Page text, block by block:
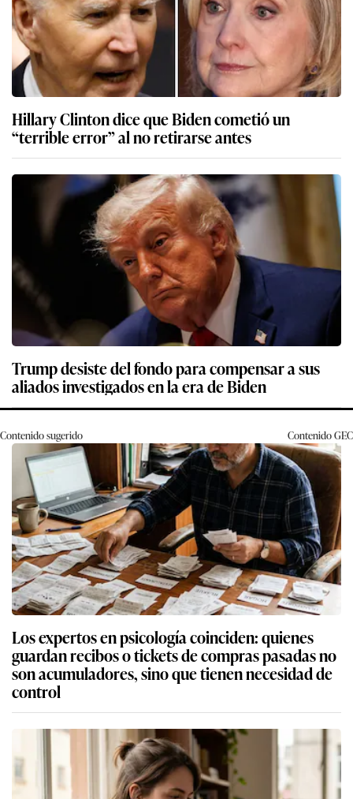
Hillary Clinton dice que Biden cometió un
“terrible error” al no retirarse antes
Trump desiste del fondo para compensar a sus
aliados investigados en la era de Biden
Contenido sugerido ContenidoGEC
Los expertos en psicología coinciden: quienes
guardan recibos o tickets de compras pasadas no
son acumuladores, sino que tienen necesidad de
control